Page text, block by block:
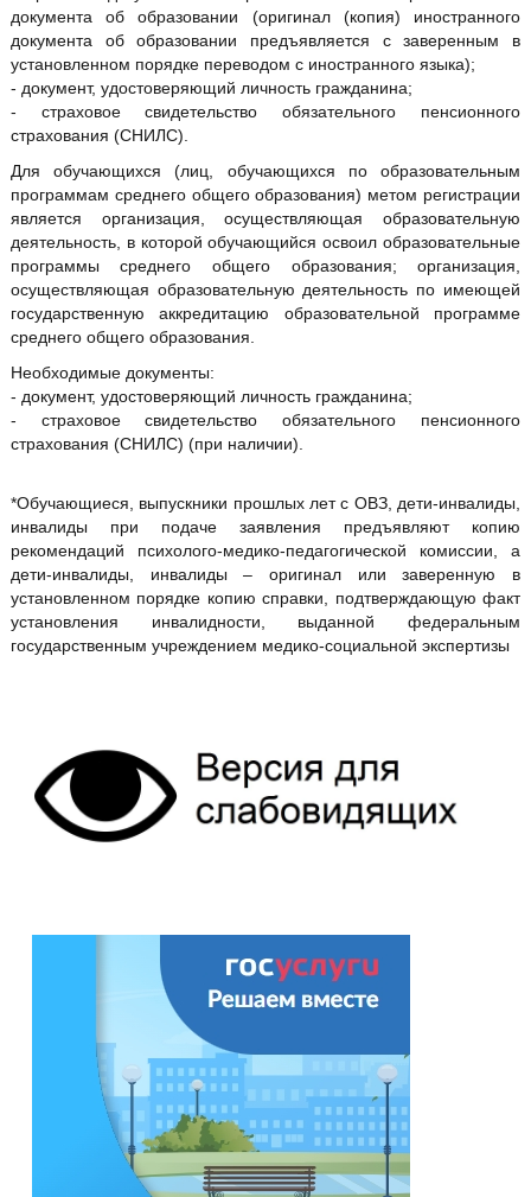
документа об образовании (оригинал (копия) иностранного
документа об образовании предъявляется с заверенным в
установленном порядке переводом с иностранного языка);
- документ, удостоверяющий личность гражданина;
- страховое свидетельство обязательного пенсионного
страхования (СНИЛС).
Для обучающихся (лиц, обучающихся по образовательным
программам среднего общего образования) метом регистрации
является организация, осуществляющая образовательную
деятельность, в которой обучающийся освоил образовательные
программы среднего общего образования; организация,
осуществляющая образовательную деятельность по имеющей
государственную аккредитацию образовательной программе
среднего общего образования.
Необходимые документы:
- документ, удостоверяющий личность гражданина;
- страховое свидетельство обязательного пенсионного
страхования (СНИЛС) (при наличии).
*Обучающиеся, выпускники прошлых лет с ОВЗ, дети-инвалиды,
инвалиды при подаче заявления предъявляют копию
рекомендаций психолого-медико-педагогической комиссии, а
дети-инвалиды, инвалиды – оригинал или заверенную в
установленном порядке копию справки, подтверждающую факт
установления инвалидности, выданной федеральным
государственным учреждением медико-социальной экспертизы